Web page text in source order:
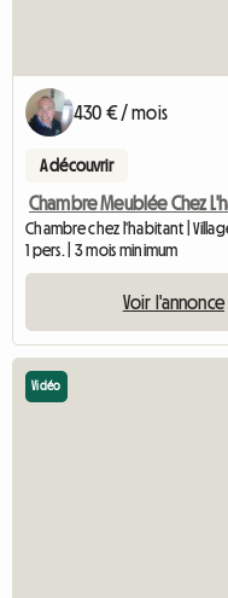
430 € / mois
A découvrir
1 pers. | 3 mois minimum
Voir l'annonce
Vidéo